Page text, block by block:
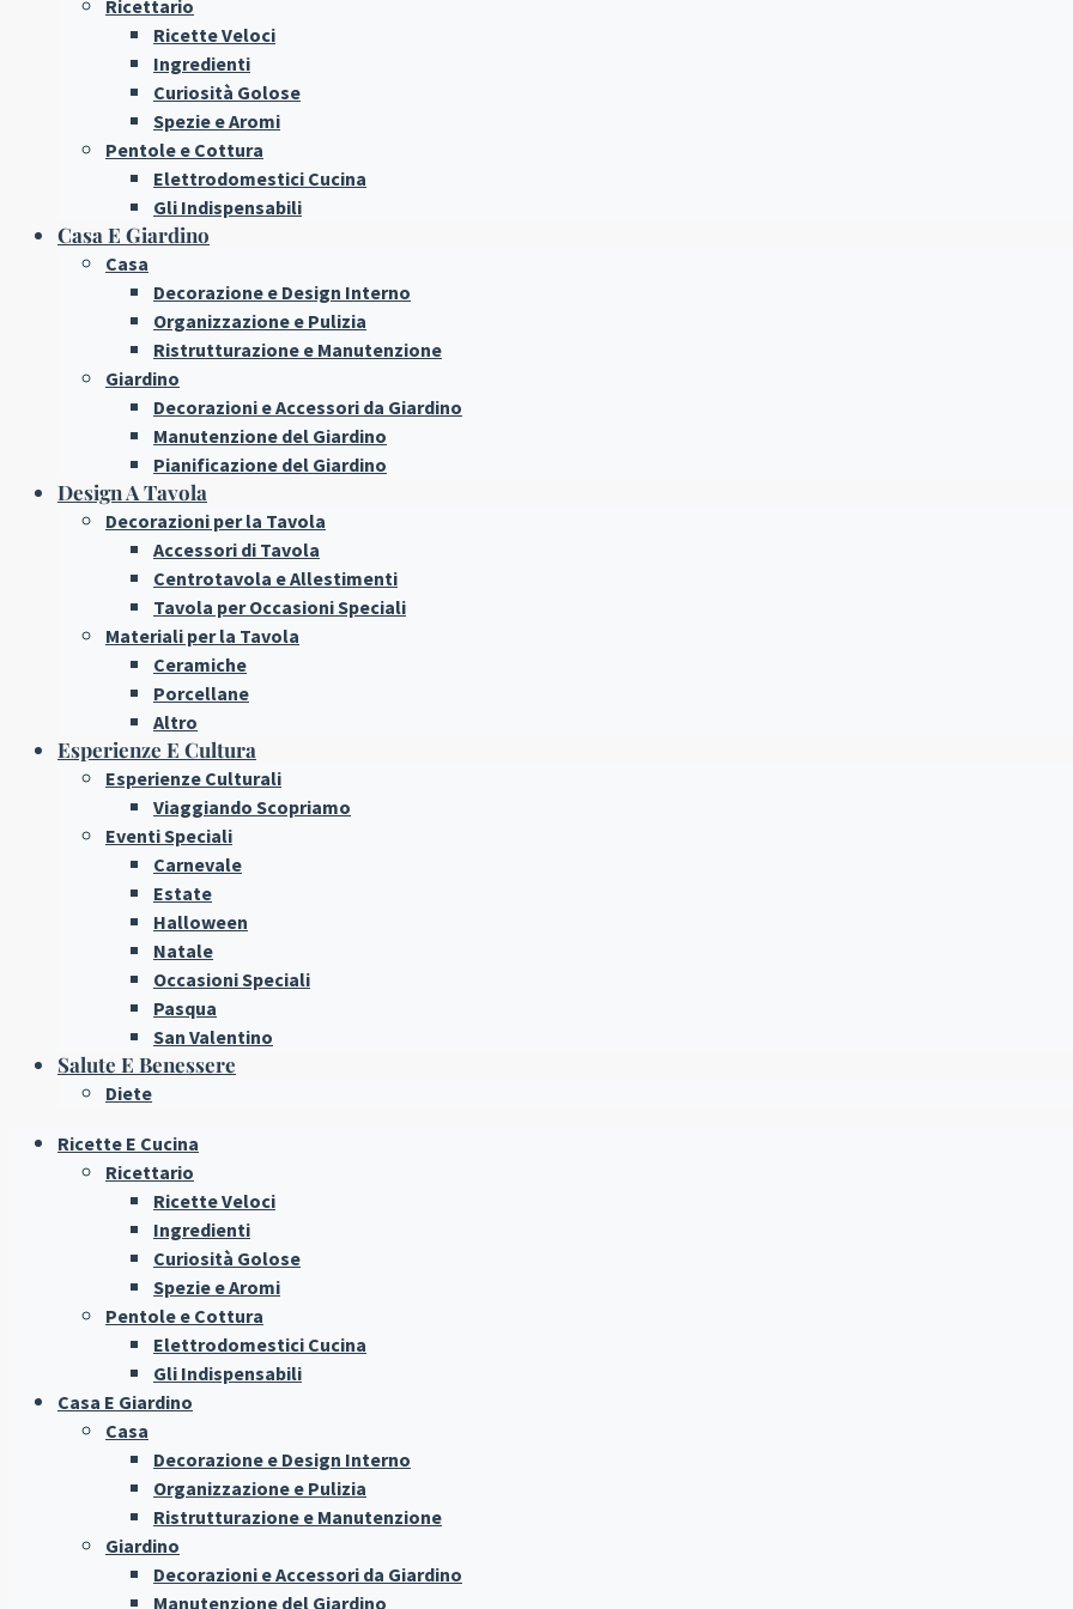
Ricettario
Ricette Veloci
Ingredienti
Curiosità Golose
Spezie e Aromi
Pentole e Cottura
Elettrodomestici Cucina
Gli Indispensabili
Casa E Giardino
Casa
Decorazione e Design Interno
Organizzazione e Pulizia
Ristrutturazione e Manutenzione
Giardino
Decorazioni e Accessori da Giardino
Manutenzione del Giardino
Pianificazione del Giardino
Design A Tavola
Decorazioni per la Tavola
Accessori di Tavola
Centrotavola e Allestimenti
Tavola per Occasioni Speciali
Materiali per la Tavola
Ceramiche
Porcellane
Altro
Esperienze E Cultura
Esperienze Culturali
Viaggiando Scopriamo
Eventi Speciali
Carnevale
Estate
Halloween
Natale
Occasioni Speciali
Pasqua
San Valentino
Salute E Benessere
Diete
Ricette E Cucina
Ricettario
Ricette Veloci
Ingredienti
Curiosità Golose
Spezie e Aromi
Pentole e Cottura
Elettrodomestici Cucina
Gli Indispensabili
Casa E Giardino
Casa
Decorazione e Design Interno
Organizzazione e Pulizia
Ristrutturazione e Manutenzione
Giardino
Decorazioni e Accessori da Giardino
Manutenzione del Giardino